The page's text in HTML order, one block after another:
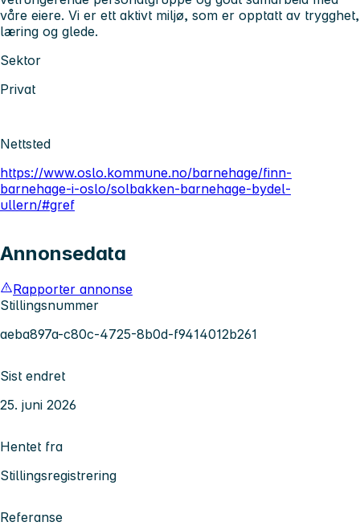
våre eiere. Vi er ett aktivt miljø, som er opptatt av trygghet,
læring og glede.
Sektor
Privat
Nettsted
https://www.oslo.kommune.no/barnehage/finn-
barnehage-i-oslo/solbakken-barnehage-bydel-
ullern/#gref
Annonsedata
Rapporter annonse
Stillingsnummer
aeba897a-c80c-4725-8b0d-f9414012b261
Sist endret
25. juni 2026
Hentet fra
Stillingsregistrering
Referanse